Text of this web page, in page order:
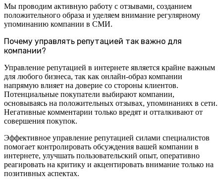
Мы проводим активную работу с отзывами, созданием
положительного образа и уделяем внимание регулярному
упоминанию компании в СМИ.
Почему управлять репутацией так важно для
компании?
Управление репутацией в интернете является крайне важным
для любого бизнеса, так как онлайн-образ компании
напрямую влияет на доверие со стороны клиентов.
Потенциальные покупатели выбирают компании,
основываясь на положительных отзывах, упоминаниях в сети.
Негативные комментарии только вредят и отталкивают от
совершения покупок.
Эффективное управление репутацией силами специалистов
помогает контролировать обсуждения вашей компании в
интернете, улучшать пользовательский опыт, оперативно
реагировать на критику и акцентировать внимание только на
позитивных аспектах.